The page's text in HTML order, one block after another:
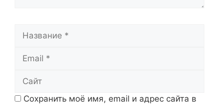
Сохранить моё имя, email и адрес сайта в